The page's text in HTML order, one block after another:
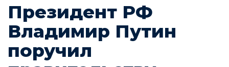
Президент РФ
Владимир Путин
поручил